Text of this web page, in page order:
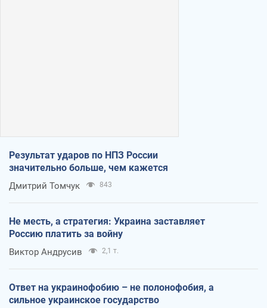
Результат ударов по НПЗ России
значительно больше, чем кажется
Дмитрий Томчук 843
Не месть, а стратегия: Украина заставляет
Россию платить за войну
Виктор Андрусив 2,1 т.
Ответ на украинофобию – не полонофобия, а
сильное украинское государство